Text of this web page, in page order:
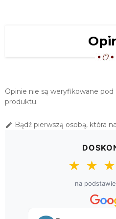
84,00 zł
BEŻ
159,00 zł
OBRUS
Opinie nie są weryfikowane
produktu.
 Bądź pierwszą osobą, która
★ ★ ★
na podstawie